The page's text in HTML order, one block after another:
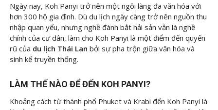
Ngày nay, Koh Panyi trở nên một ngôi làng đa văn hóa với
hơn 300 hộ gia đình. Dù du lịch ngày càng trở nên nguồn thu
nhập quan yếu, nhưng nghề đánh bắt hải sản vẫn là nghề
chính của cư dân, làm cho Koh Panyi là một điểm đến quyến
rũ của du lịch Thái Lan bởi sự pha trộn giữa văn hóa và
sinh kế truyền thống.
LÀM THẾ NÀO ĐỂ ĐẾN KOH PANYI?
Khoảng cách từ thành phố Phuket và Krabi đến Koh Panyi là